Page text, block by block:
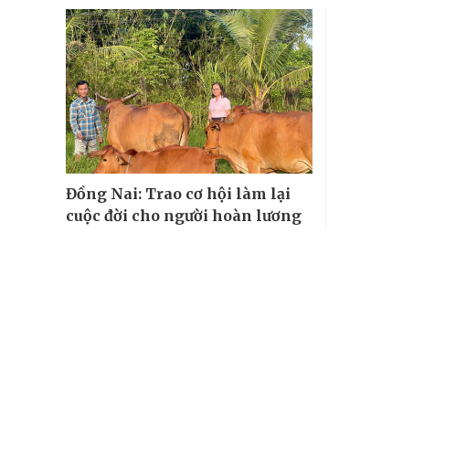
Đồng Nai: Trao cơ hội làm lại
cuộc đời cho người hoàn lương